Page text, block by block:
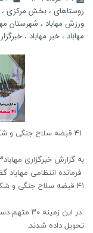
روستاهای ، بخش مرکزی ،
ورزش مهاباد ، شهرستان
مهاباد ، خبر مهاباد ،
به گزارش خبرگزاری مهاباد۳ :
فرمانده انتظامی
۴۱ قبضه سلاح جنگی و شکاری غیر مجاز کشف و ضبط شد.
در این
تحویل داده شدند.